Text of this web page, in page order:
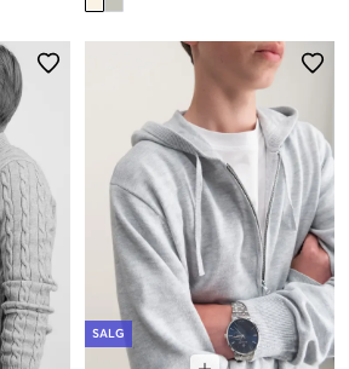
SALG